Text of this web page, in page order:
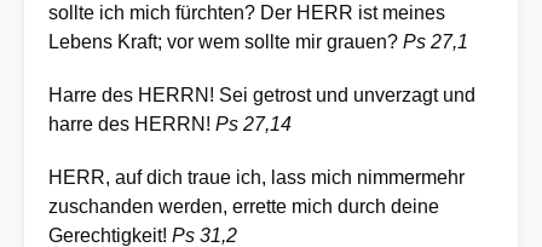
sollte ich mich fürchten? Der HERR ist meines
Lebens Kraft; vor wem sollte mir grauen? Ps 27,1
Harre des HERRN! Sei getrost und unverzagt und
harre des HERRN! Ps 27,14
HERR, auf dich traue ich, lass mich nimmermehr
zuschanden werden, errette mich durch deine
Gerechtigkeit! Ps 31,2